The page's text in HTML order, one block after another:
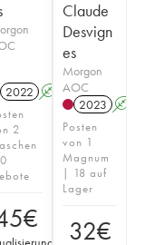
2022 A
2
€
Claude
Desvign
es
Morgon
AOC
2023 A
Posten
von 1
Magnum
| 18 auf
Lager
32€